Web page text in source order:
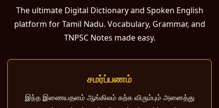
The ultimate Digital Dictionary and Spoken English
platform for Tamil Nadu. Vocabulary, Grammar, and
TNPSC Notes made easy.
சமர்ப்பணம்
இந்த இணையதளம் ஆங்கிலம் கற்க விரும்பும் அனைத்து